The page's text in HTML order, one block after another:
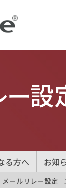
ー設
る方へ お知
メールリレー設定